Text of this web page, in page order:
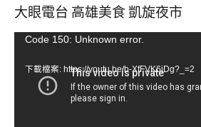
大眼電台 高雄美食 凱旋夜市
視Code 150: Unknown error.
下載檔案: https://youtu.be/b-XfFVK6jDg?_=2